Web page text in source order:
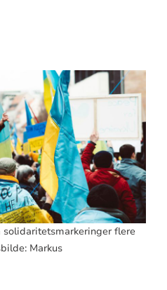
solidaritetsmarkeringer flere
Markus